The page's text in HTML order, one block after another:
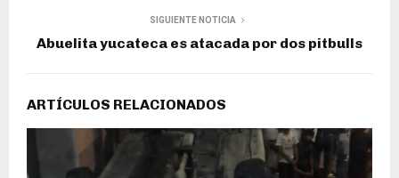
SIGUIENTE NOTICIA
Abuelita yucateca es atacada por dos pitbulls
ARTÍCULOS RELACIONADOS